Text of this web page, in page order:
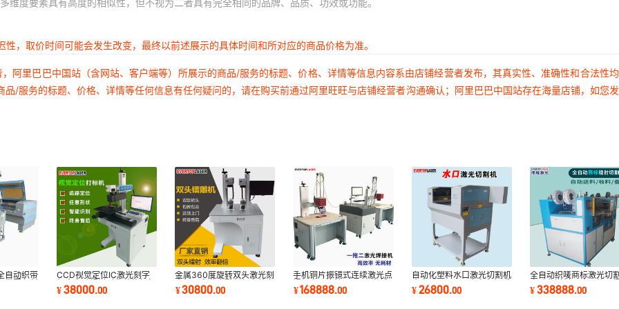
度要素具有高度的相似性，但不视为二者具有完全相同的品牌、品质、功效或功能。
，取价时间可能会发生改变，最终以前述展示的具体时间和所对应的商品价格为准。
阿里巴巴中国站（含网站、客户端等）所展示的商品/服务的标题、价格、详情等信息内容系由店铺经营者发布，其真实性、准确性和合法性
/服务的标题、价格、详情等任何信息有任何疑问的，请在购买前通过阿里旺旺与店铺经营者沟通确认；阿里巴巴中国站存在海量店铺，如您
自动织带
CCD视觉定位IC激光刻字
机全自动视觉对位芯片打标
机存储芯片刻字
¥38000.00
金属360度旋转双头激光刻
字机五金激光雕刻机高效多
头光纤打标机
¥30800.00
手机铜片振镜式连续激光点
焊机电子连接器QCW光纤
激光焊接机
¥168888.00
自动化塑料水口激光切割机
全自动pmma亚克力车灯透
镜水口镭射机
¥26800.00
全自动织唛商标激光切
自动收送料双头双轨双
头CCD镭射机
¥338888.00